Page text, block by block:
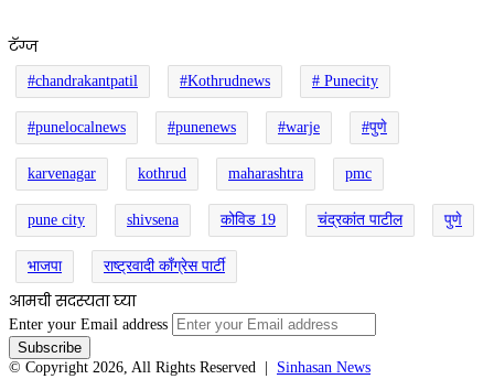
टॅग्ज
#chandrakantpatil #Kothrudnews # Punecity
#punelocalnews #punenews #warje #पुणे
karvenagar kothrud maharashtra pmc
pune city shivsena कोविड 19 चंद्रकांत पाटील पुणे
भाजपा राष्ट्रवादी काँग्रेस पार्टी
आमची सदस्यता घ्या
Enter your Email address
© Copyright 2026, All Rights Reserved | Sinhasan News